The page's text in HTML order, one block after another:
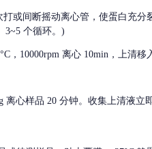
或间断摇动离心管，使蛋白充分
3~5 个循环。)
，10000rpm 离心 10min，上清
离心样品 20 分钟。收集上清液立